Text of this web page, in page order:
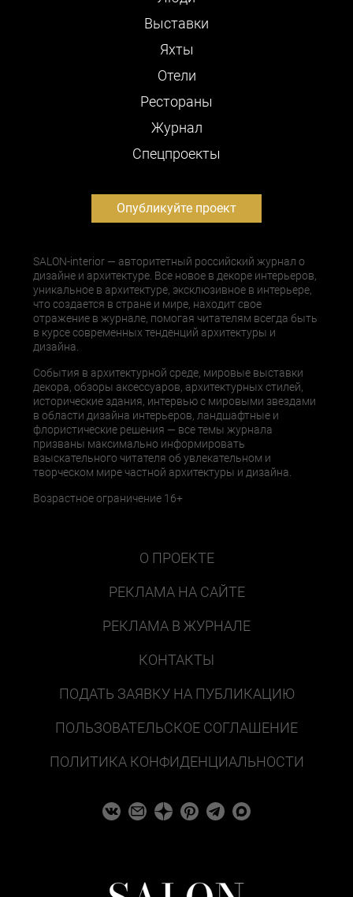
Выставки
Яхты
Отели
Рестораны
Журнал
Cпецпроекты
Опубликуйте проект
SALON-interior — авторитетный российский журнал о
дизайне и архитектуре. Все новое в декоре интерьеров,
уникальное в архитектуре, эксклюзивное в интерьере,
что создается в стране и мире, находит свое
отражение в журнале, помогая читателям всегда быть
в курсе современных тенденций архитектуры и
дизайна.
События в архитектурной среде, мировые выставки
декора, обзоры аксессуаров, архитектурных стилей,
исторические здания, интервью с мировыми звездами
в области дизайна интерьеров, ландшафтные и
флористические решения — все темы журнала
призваны максимально информировать
взыскательного читателя об увлекательном и
творческом мире частной архитектуры и дизайна.
Возрастное ограничение 16+
О ПРОЕКТЕ
РЕКЛАМА НА САЙТЕ
РЕКЛАМА В ЖУРНАЛЕ
КОНТАКТЫ
ПОДАТЬ ЗАЯВКУ НА ПУБЛИКАЦИЮ
ПОЛЬЗОВАТЕЛЬСКОЕ СОГЛАШЕНИЕ
ПОЛИТИКА КОНФИДЕНЦИАЛЬНОСТИ